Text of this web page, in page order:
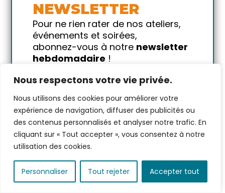
Nous respectons votre vie privée.
Nous utilisons des cookies pour améliorer votre
expérience de navigation, diffuser des publicités ou
des contenus personnalisés et analyser notre trafic. En
cliquant sur « Tout accepter », vous consentez à notre
utilisation des cookies.
Personnaliser Tout rejeter Accepter tout
10 €
par personne avec 1 conso
20places restantes
Stage
NEWSLETTER
Pour ne rien rater de nos ateliers,
événements et soirées,
abonnez-vous à notre newsletter
hebdomadaire !
!
Votre email